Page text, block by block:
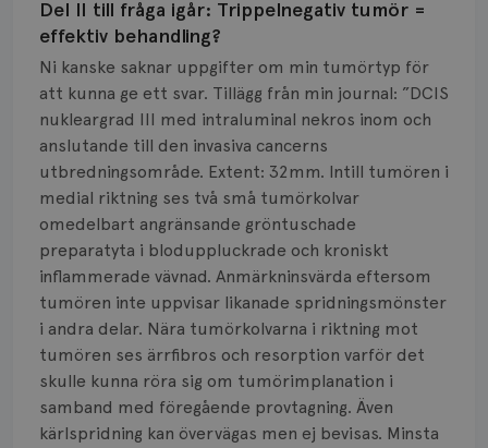
Del II till fråga igår: Trippelnegativ tumör =
effektiv behandling?
Ni kanske saknar uppgifter om min tumörtyp för
att kunna ge ett svar. Tillägg från min journal: ”DCIS
nukleargrad III med intraluminal nekros inom och
anslutande till den invasiva cancerns
utbredningsområde. Extent: 32mm. Intill tumören i
medial riktning ses två små tumörkolvar
omedelbart angränsande gröntuschade
preparatyta i bloduppluckrade och kroniskt
inflammerade vävnad. Anmärkninsvärda eftersom
tumören inte uppvisar likanade spridningsmönster
i andra delar. Nära tumörkolvarna i riktning mot
tumören ses ärrfibros och resorption varför det
skulle kunna röra sig om tumörimplanation i
samband med föregående provtagning. Även
kärlspridning kan övervägas men ej bevisas. Minsta
Biverkningar
Bröstvårta
Knöl
Läkemedel
Typ av bröstcancer
Smärta
Prognos
Risker
Spridd bröstcancer